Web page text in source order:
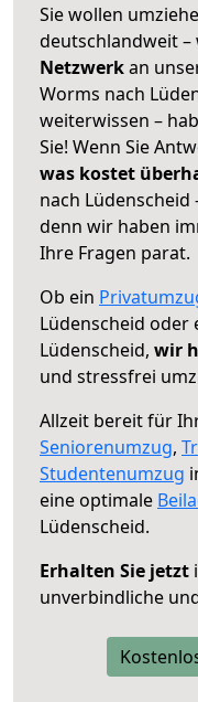
Sie wollen
deutschlandweit –
Netzwerkan
Worms nach
weiterwissen –
Sie! Wenn Sie
was kostet
nach Lüdenscheid
denn wir haben
Ihre Fragen parat.
Ob ein
Lüdenscheid oder
Lüdenscheid, wir
und stressfrei
Allzeit bereit für
Seniorenumzug,
Studentenumzug
eine optimale
Lüdenscheid.
Erhalten Sie jetzt
unverbindliche